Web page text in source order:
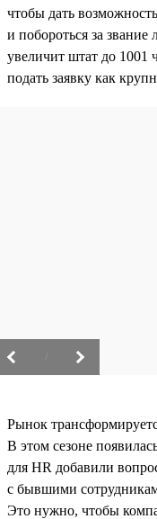
чтобы дать
и побороться за
увеличит штат до 1001
подать заявку как
Рынок
В этом сезоне
для HR добавили
с бывшими
Это нужно, чтобы